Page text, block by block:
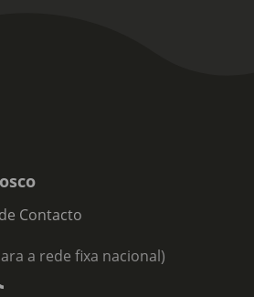
Contacto
a rede fixa nacional)